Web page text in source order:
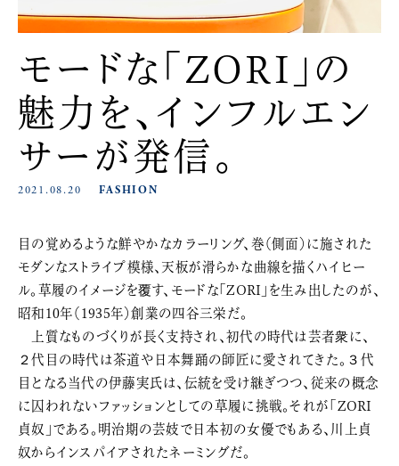
モードな「ZORI」の
魅力を、インフルエン
サーが発信。
2021.08.20 FASHION
目の覚めるような鮮やかなカラーリング、巻（側面）に施された
モダンなストライプ模様、天板が滑らかな曲線を描くハイヒー
ル。草履のイメージを覆す、モードな「ZORI」を生み出したのが、
昭和10年（1935年）創業の四谷三栄だ。
上質なものづくりが長く支持され、初代の時代は芸者衆に、
２代目の時代は茶道や日本舞踊の師匠に愛されてきた。３代
目となる当代の伊藤実氏は、伝統を受け継ぎつつ、従来の概念
に囚われないファッションとしての草履に挑戦。それが「ZORI
貞奴」である。明治期の芸妓で日本初の女優でもある、川上貞
奴からインスパイアされたネーミングだ。